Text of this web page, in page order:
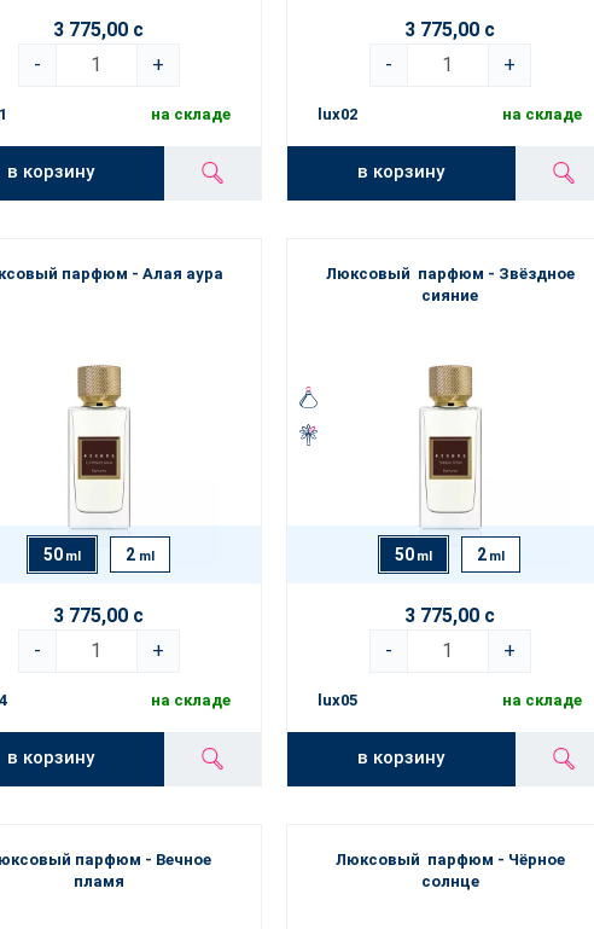
впечатление в любой ситуации — будь то рабочий день, вечернее
3 775,00 с
-
+
на складе
в корзину
3 775,00 с
-
+
lux02 на складе
в корзину
парфюм - Алая аура
50 ml 2 ml
3 775,00 с
-
+
на складе
в корзину
Люксовый парфюм - Звёздное
сияние
50 ml 2 ml
3 775,00 с
-
+
lux05 на складе
в корзину
парфюм - Вечное
пламя
Люксовый парфюм - Чёрное
солнце